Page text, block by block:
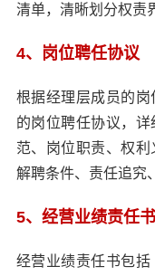
清单，清晰划分权责
4、岗位聘任协议
根据经理层成员的
的岗位聘任协议，
范、岗位职责、权
解聘条件、责任追究
5、经营业绩责任书
经营业绩责任书包